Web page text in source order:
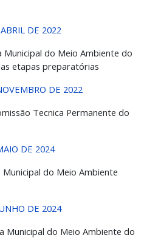
DE 2022
Municipal do Meio Ambiente do
etapas preparatórias
DE 2022
Tecnica Permanente do
DE 2024
do Meio Ambiente
DE 2024
Municipal do Meio Ambiente do